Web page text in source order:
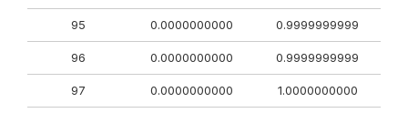
95 0.0000000000 0.9999999999
96 0.0000000000 0.9999999999
97 0.0000000000 1.0000000000